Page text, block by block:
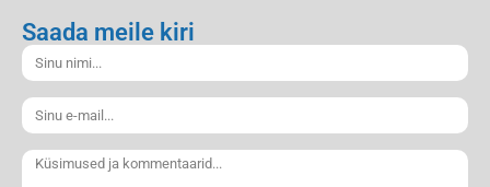
Saada meile kiri